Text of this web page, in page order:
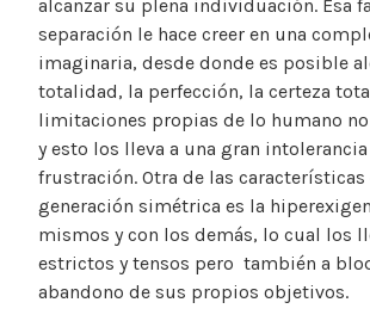
alcanzar su plena individuación. Esa
separación le hace creer en una
imaginaria, desde donde es posible
totalidad, la perfección, la certeza
limitaciones propias de lo humano
y esto los lleva a una gran intolerancia
frustración. Otra de las características
generación simétrica es la
mismos y con los demás, lo cual los
estrictos y tensos pero también a
abandono de sus propios objetivos.